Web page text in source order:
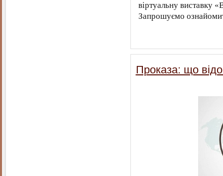
віртуальну виставку
Запрошуємо
Проказа: що